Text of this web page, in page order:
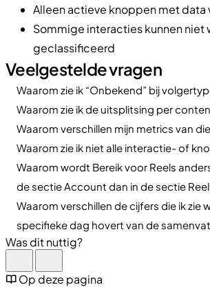
Alleen actieve knoppen met
Sommige interacties kunnen niet
geclassificeerd
Veelgestelde vragen
Waarom zie ik “Onbekend” bij
Waarom zie ik de uitsplitsing per
Waarom verschillen mijn metrics van
Waarom zie ik niet alle interactie- of
Waarom wordt Bereik voor Reels
de sectie Account dan in de sectie
Waarom verschillen de cijfers die ik zie
specifieke dag hovert van de
Was dit nuttig?
Op deze pagina